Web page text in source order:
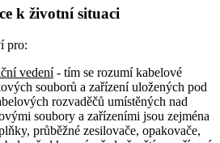
k životní situaci
pro:
vedení- tím se rozumí kabelové
souborů a zařízení uložených pod
rozvaděčů umístěných nad
soubory a zařízeními jsou zejména
průběžné zesilovače, opakovače,